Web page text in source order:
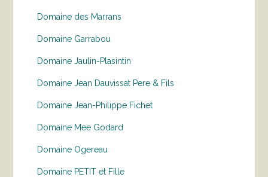
Domaine des Marrans
Domaine Garrabou
Domaine Jaulin-Plasintin
Domaine Jean Dauvissat Pere & Fils
Domaine Jean-Philippe Fichet
Domaine Mee Godard
Domaine Ogereau
Domaine PETIT et Fille